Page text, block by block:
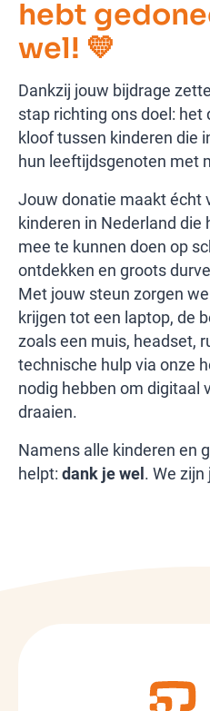
hebt
wel! 💛
Dankzij jouw bijdrage
stap richting ons doel: het
kloof tussen kinderen die
hun leeftijdsgenoten met
Jouw donatie maakt écht
kinderen in Nederland
mee te kunnen doen op
ontdekken en groots
Met jouw steun zorgen
krijgen tot een laptop, de
zoals een muis, headset,
technische hulp via onze
nodig hebben om digitaal
draaien.
Namens alle kinderen en
helpt: dank je wel . We